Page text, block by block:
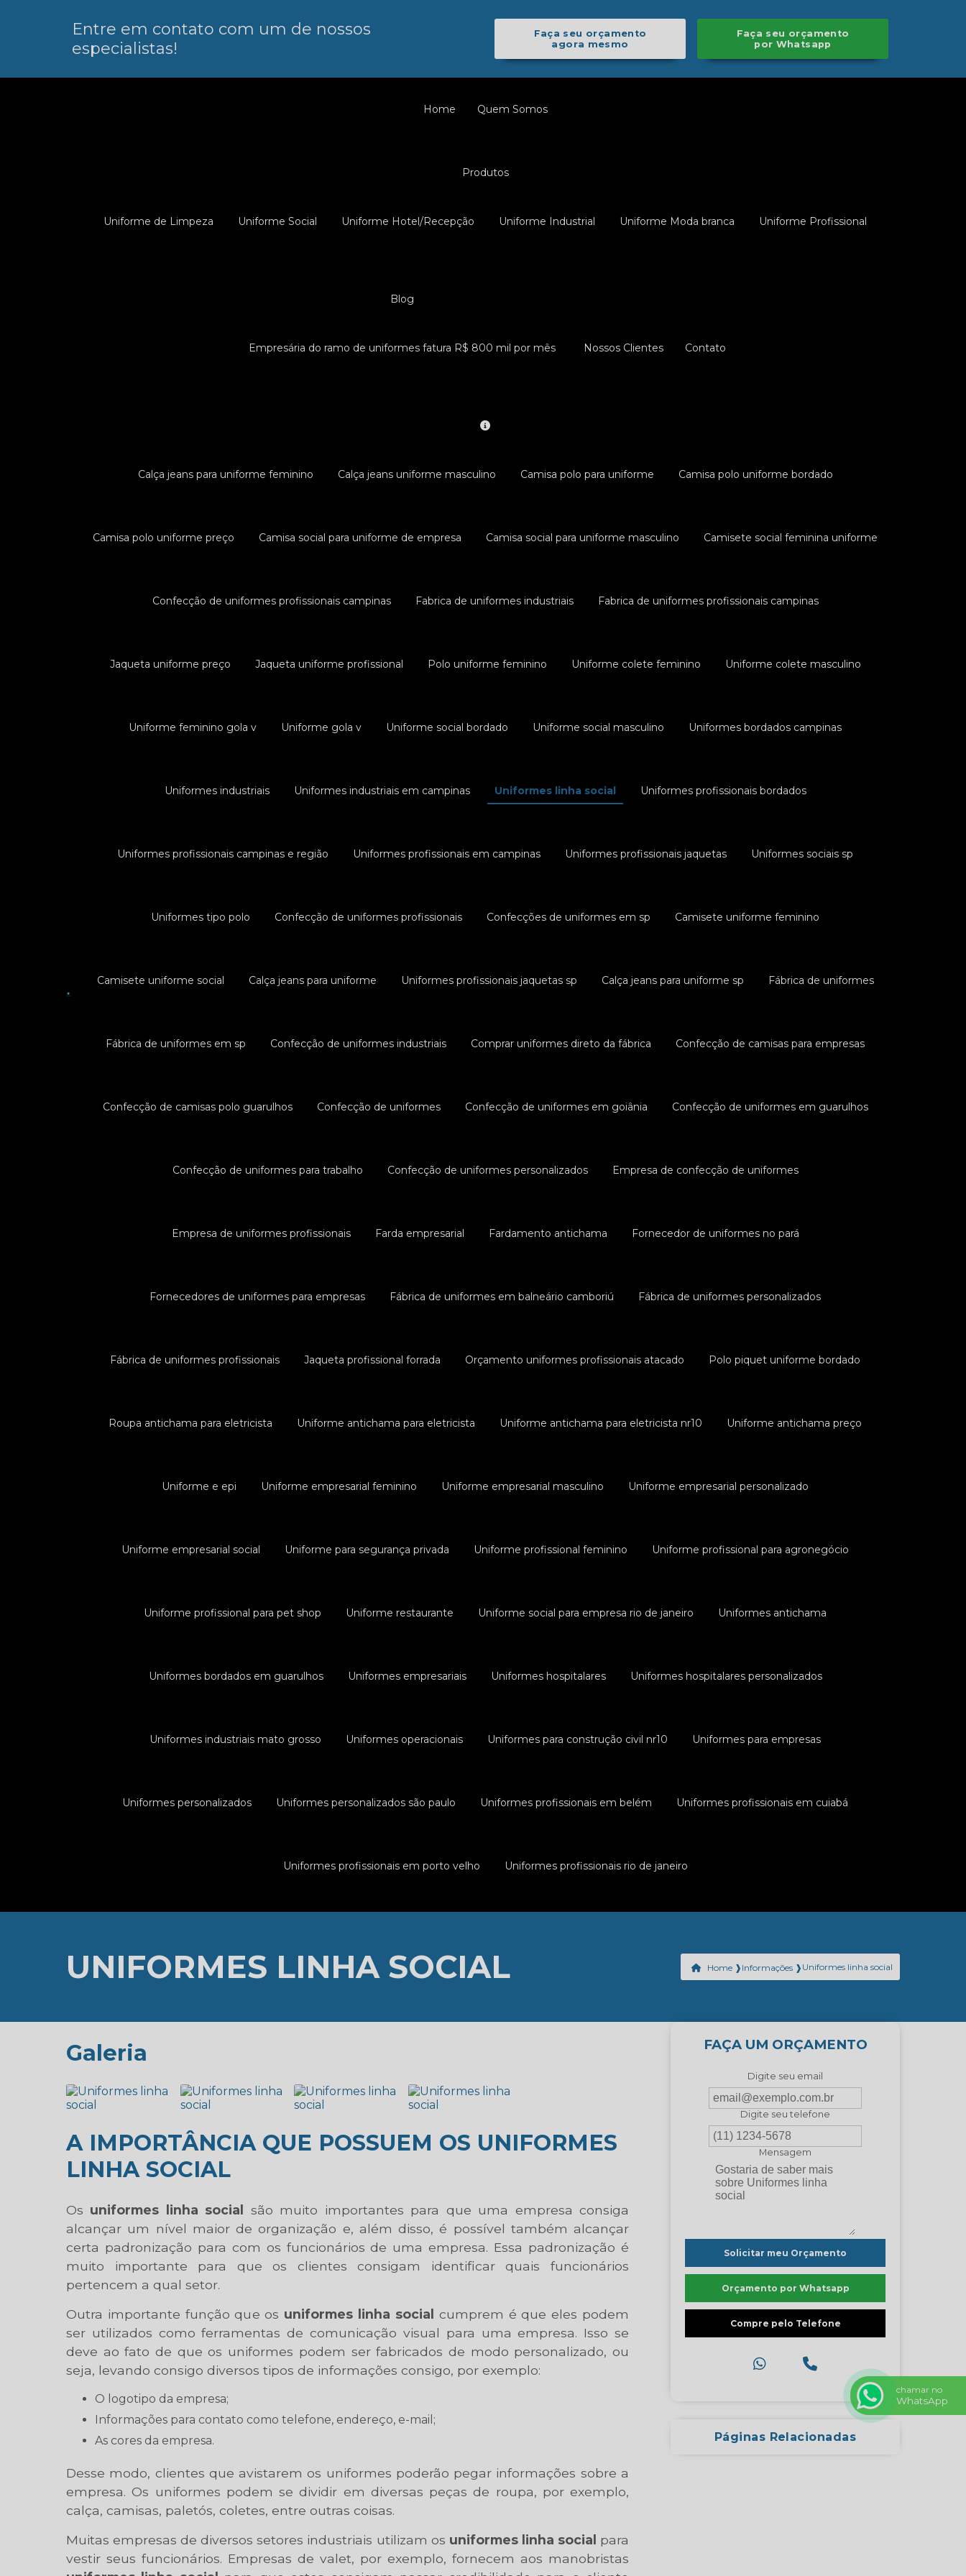
Entre em contato com um de nossos
especialistas!
Faça seu orçamento
agora mesmo
Faça seu orçamento
por Whatsapp
Home Quem Somos
Produtos
Uniforme de Limpeza Uniforme Social Uniforme Hotel/Recepção Uniforme Industrial Uniforme Moda branca Uniforme Profissional
Blog
Empresária do ramo de uniformes fatura R$ 800 mil por mês Nossos Clientes Contato
Calça jeans para uniforme feminino Calça jeans uniforme masculino Camisa polo para uniforme Camisa polo uniforme bordado
Camisa polo uniforme preço Camisa social para uniforme de empresa Camisa social para uniforme masculino Camisete social feminina uniforme
Confecção de uniformes profissionais campinas Fabrica de uniformes industriais Fabrica de uniformes profissionais campinas
Jaqueta uniforme preço Jaqueta uniforme profissional Polo uniforme feminino Uniforme colete feminino Uniforme colete masculino
Uniforme feminino gola v Uniforme gola v Uniforme social bordado Uniforme social masculino Uniformes bordados campinas
Uniformes industriais Uniformes industriais em campinas Uniformes linha social Uniformes profissionais bordados
Uniformes profissionais campinas e região Uniformes profissionais em campinas Uniformes profissionais jaquetas Uniformes sociais sp
Uniformes tipo polo Confecção de uniformes profissionais Confecções de uniformes em sp Camisete uniforme feminino
Camisete uniforme social Calça jeans para uniforme Uniformes profissionais jaquetas sp Calça jeans para uniforme sp Fábrica de uniformes
Fábrica de uniformes em sp Confecção de uniformes industriais Comprar uniformes direto da fábrica Confecção de camisas para empresas
Confecção de camisas polo guarulhos Confecção de uniformes Confecção de uniformes em goiânia Confecção de uniformes em guarulhos
Confecção de uniformes para trabalho Confecção de uniformes personalizados Empresa de confecção de uniformes
Empresa de uniformes profissionais Farda empresarial Fardamento antichama Fornecedor de uniformes no pará
Fornecedores de uniformes para empresas Fábrica de uniformes em balneário camboriú Fábrica de uniformes personalizados
Fábrica de uniformes profissionais Jaqueta profissional forrada Orçamento uniformes profissionais atacado Polo piquet uniforme bordado
Roupa antichama para eletricista Uniforme antichama para eletricista Uniforme antichama para eletricista nr10 Uniforme antichama preço
Uniforme e epi Uniforme empresarial feminino Uniforme empresarial masculino Uniforme empresarial personalizado
Uniforme empresarial social Uniforme para segurança privada Uniforme profissional feminino Uniforme profissional para agronegócio
Uniforme profissional para pet shop Uniforme restaurante Uniforme social para empresa rio de janeiro Uniformes antichama
Uniformes bordados em guarulhos Uniformes empresariais Uniformes hospitalares Uniformes hospitalares personalizados
Uniformes industriais mato grosso Uniformes operacionais Uniformes para construção civil nr10 Uniformes para empresas
Uniformes personalizados Uniformes personalizados são paulo Uniformes profissionais em belém Uniformes profissionais em cuiabá
Uniformes profissionais em porto velho Uniformes profissionais rio de janeiro
Home ❱ Informações ❱ Uniformes linha social
UNIFORMES LINHA SOCIAL
Galeria
A IMPORTÂNCIA QUE POSSUEM OS UNIFORMES
LINHA SOCIAL
Os uniformes linha social são muito importantes para que uma empresa consiga
alcançar um nível maior de organização e, além disso, é possível também alcançar
certa padronização para com os funcionários de uma empresa. Essa padronização é
muito importante para que os clientes consigam identificar quais funcionários
pertencem a qual setor.
Outra importante função que os uniformes linha social cumprem é que eles podem
ser utilizados como ferramentas de comunicação visual para uma empresa. Isso se
deve ao fato de que os uniformes podem ser fabricados de modo personalizado, ou
seja, levando consigo diversos tipos de informações consigo, por exemplo:
O logotipo da empresa;
Informações para contato como telefone, endereço, e-mail;
As cores da empresa.
Desse modo, clientes que avistarem os uniformes poderão pegar informações sobre a
empresa. Os uniformes podem se dividir em diversas peças de roupa, por exemplo,
calça, camisas, paletós, coletes, entre outras coisas.
Muitas empresas de diversos setores industriais utilizam os uniformes linha social para
vestir seus funcionários. Empresas de valet, por exemplo, fornecem aos manobristas
FAÇA UM ORÇAMENTO
Digite seu email
Digite seu telefone
Mensagem
Solicitar meu Orçamento
Orçamento por Whatsapp
Compre pelo Telefone
Páginas Relacionadas
chamar no
WhatsApp